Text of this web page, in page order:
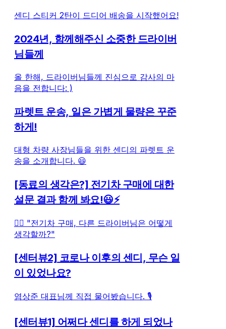
센디 스티커 2탄이 드디어 배송을 시작했어요!
2024년, 함께해주신 소중한 드라이버
님들께
올 한해, 드라이버님들께 진심으로 감사의 마
음을 전합니다: )
파렛트 운송, 일은 가볍게 물량은 꾸준
하게!
대형 차량 사장님들을 위한 센디의 파렛트 운
송을 소개합니다. 😃
[동료의 생각은?] 전기차 구매에 대한
설문 결과 함께 봐요!😃⚡
🤷‍♂️ "전기차 구매, 다른 드라이버님은 어떻게
생각할까?"
[센터뷰2] 코로나 이후의 센디, 무슨 일
이 있었나요?
염상준 대표님께 직접 물어봤습니다. 🎙️
[센터뷰1] 어쩌다 센디를 하게 되었나